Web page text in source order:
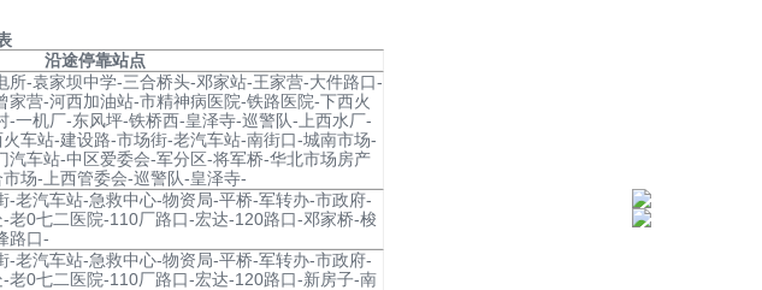
沿途停靠站点
所-袁家坝中学-三合桥头-邓家站-王家营-大件路口-
家营-河西加油站-市精神病医院-铁路医院-下西火
-一机厂-东风坪-铁桥西-皇泽寺-巡警队-上西水厂-
车站-建设路-市场街-老汽车站-南街口-城南市场-
汽车站-中区爱委会-军分区-将军桥-华北市场房产
场-上西管委会-巡警队-皇泽寺-
-老汽车站-急救中心-物资局-平桥-军转办-市政府-
老0七二医院-110厂路口-宏达-120路口-邓家桥-梭
路口-
-老汽车站-急救中心-物资局-平桥-军转办-市政府-
老0七二医院-110厂路口-宏达-120路口-新房子-南